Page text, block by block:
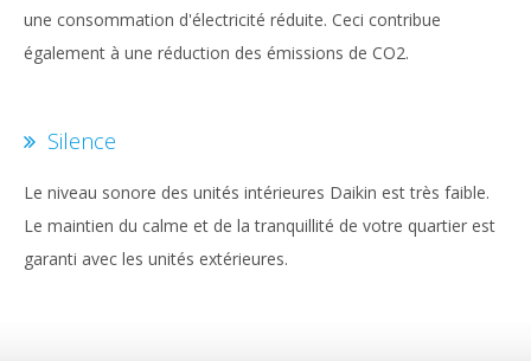
une consommation d'électricité réduite. Ceci contribue
également à une réduction des émissions de CO2.
Silence
Le niveau sonore des unités intérieures Daikin est très faible.
Le maintien du calme et de la tranquillité de votre quartier est
garanti avec les unités extérieures.